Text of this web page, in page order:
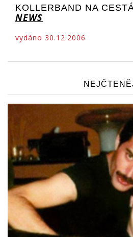
KOLLERBAND NA
NEWS
vydáno 30.12.2006